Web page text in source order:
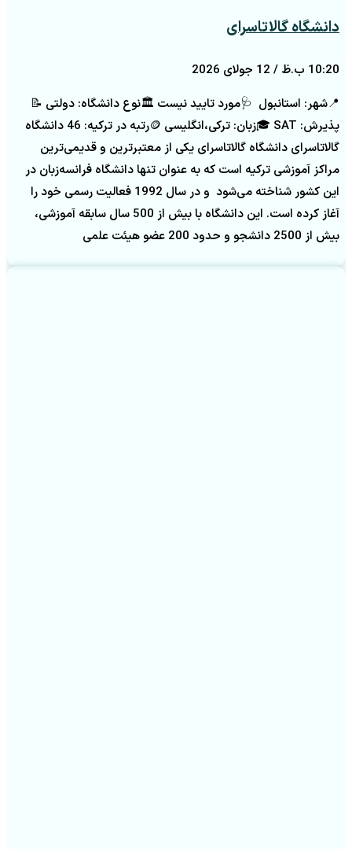
دانشگاه گالاتاسرای
10:20 ب.ظ
📍شهر: استانبول 🩺مورد تایید نیست 🏛️نوع دانشگاه: دولتی 📝
پذیرش: SAT 🎓زبان: ترکی،انگلیسی 🪙رتبه در ترکیه: 46 دانشگاه
گالاتاسرای دانشگاه گالاتاسرای یکی از معتبرترین و قدیمی‌ترین
مراکز آموزشی ترکیه است که به عنوان تنها دانشگاه فرانسه‌زبان در
این کشور شناخته می‌شود و در سال 1992 فعالیت رسمی خود را
آغاز کرده است. این دانشگاه با بیش از 500 سال سابقه آموزشی،
بیش از 2500 دانشجو و حدود 200 عضو هیئت علمی